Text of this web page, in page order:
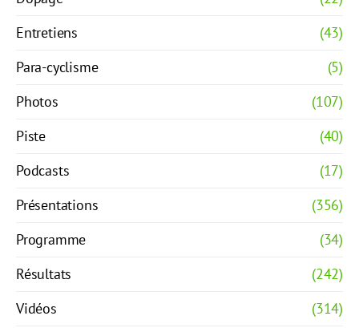
Entretiens
(43)
Para-cyclisme
(5)
Photos
(107)
Piste
(40)
Podcasts
(17)
Présentations
(356)
Programme
(34)
Résultats
(242)
Vidéos
(314)